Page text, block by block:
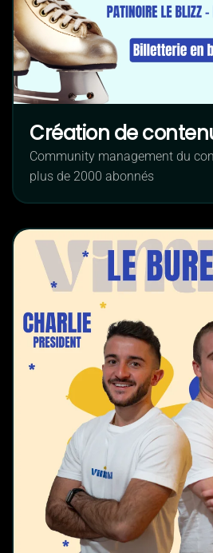
Création de
Community management du
plus de 2000 abonnés